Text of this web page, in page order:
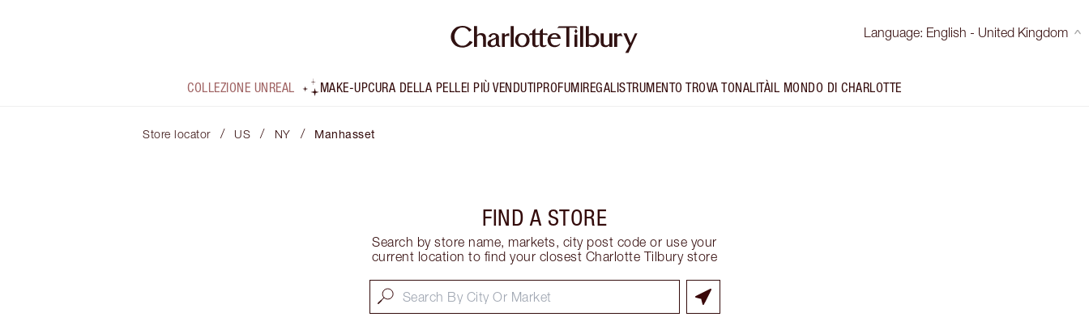
Language: English - United Kingdom
COLLEZIONE UNREAL MAKE-UPCURA DELLA PELLEI PIÙ VENDUTIPROFUMIREGALISTRUMENTO TROVA TONALITÀIL MONDO DI CHARLOTTE
Store locator / US / NY / Manhasset
FIND A STORE
Search by store name, markets, city post code or use your
current location to find your closest Charlotte Tilbury store